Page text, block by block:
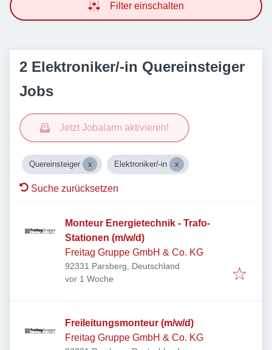
Filter einschalten
2 Elektroniker/-in Quereinsteiger
Jobs
Jetzt Jobalarm aktivieren!
Quereinsteiger Elektroniker/-in
Suche zurücksetzen
Monteur Energietechnik - Trafo-
Stationen (m/w/d)
Freitag Gruppe GmbH & Co. KG
92331 Parsberg, Deutschland
Veröffentlicht
vor 1 Woche
Freileitungsmonteur (m/w/d)
Freitag Gruppe GmbH & Co. KG